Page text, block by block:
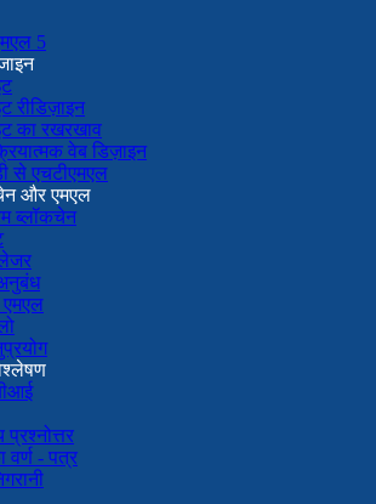
5
रीडिज़ाइन
का रखरखाव
वेब डिज़ाइन
से एचटीएमएल
और एमएल
ब्लॉकचेन
अनुबंध
प्रश्नोत्तर
वर्ण - पत्र